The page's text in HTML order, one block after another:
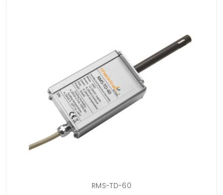
RMS-TD-60